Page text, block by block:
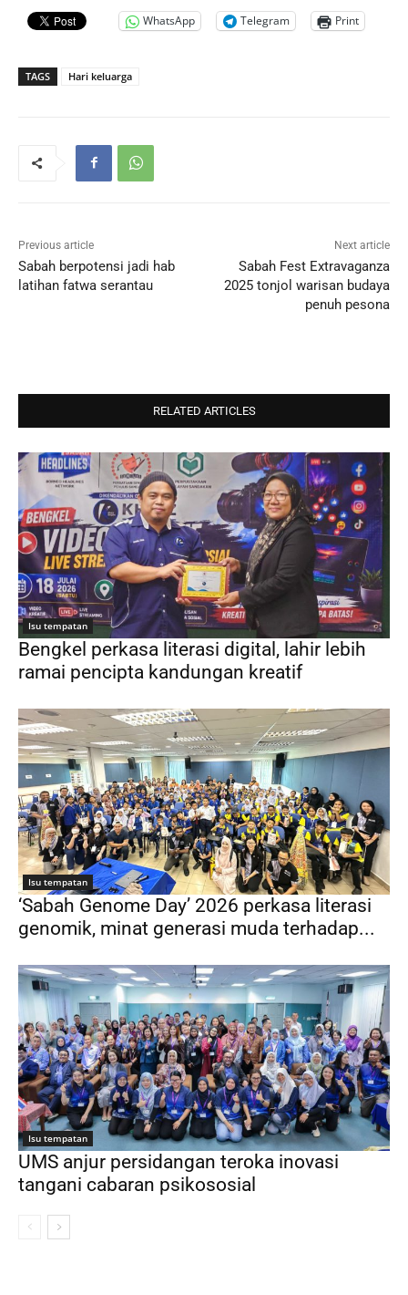
WhatsApp Telegram Print
TAGS Hari keluarga
Previous article
Sabah berpotensi jadi hab
latihan fatwa serantau
Next article
Sabah Fest Extravaganza
2025 tonjol warisan budaya
penuh pesona
RELATED ARTICLES
Isu tempatan
Bengkel perkasa literasi digital, lahir lebih
ramai pencipta kandungan kreatif
Isu tempatan
‘Sabah Genome Day’ 2026 perkasa literasi
genomik, minat generasi muda terhadap...
Isu tempatan
UMS anjur persidangan teroka inovasi
tangani cabaran psikososial